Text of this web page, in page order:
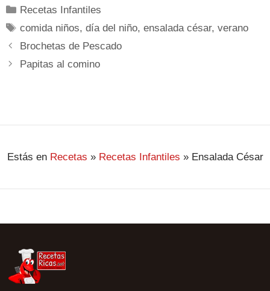
Recetas Infantiles
comida niños,día del niño,ensalada césar,verano
Brochetas de Pescado
Papitas al comino
Estás en Recetas » Recetas Infantiles » Ensalada César